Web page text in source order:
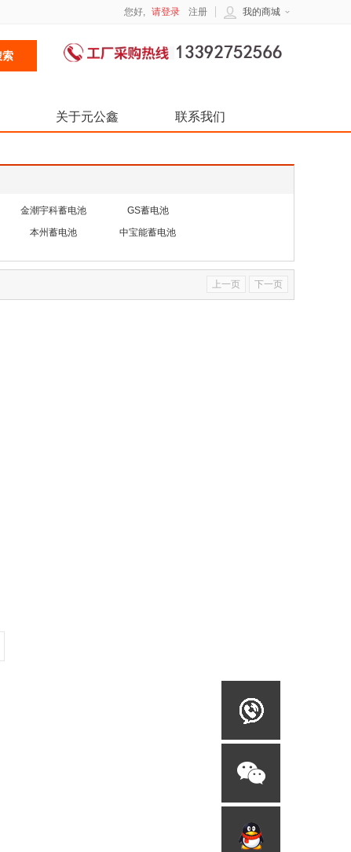
我的商城
您好, 请登录 注册
关于元公鑫 联系我们
金潮宇科蓄电池
GS蓄电池
本州蓄电池 中宝能蓄电池
上一页 下一页